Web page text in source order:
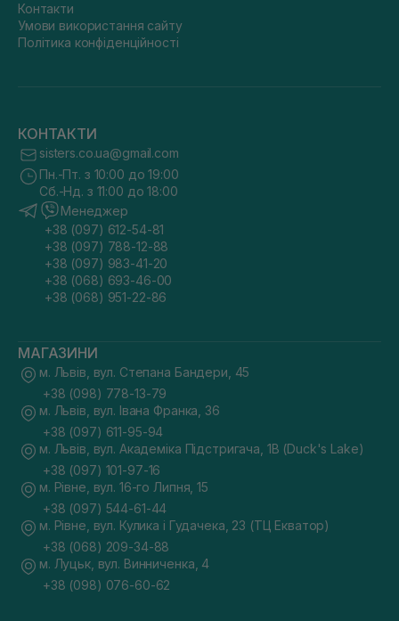
Контакти
Умови використання сайту
Політика конфіденційності
КОНТАКТИ
sisters.co.ua@gmail.com
Пн.-Пт. з 10:00 до 19:00
Сб.-Нд. з 11:00 до 18:00
Менеджер
+38 (097) 612-54-81
+38 (097) 788-12-88
+38 (097) 983-41-20
+38 (068) 693-46-00
+38 (068) 951-22-86
МАГАЗИНИ
м. Львів, вул. Степана Бандери, 45
+38 (098) 778-13-79
м. Львів, вул. Івана Франка, 36
+38 (097) 611-95-94
м. Львів, вул. Академіка Підстригача, 1В (Duck's Lake)
+38 (097) 101-97-16
м. Рівне, вул. 16-го Липня, 15
+38 (097) 544-61-44
м. Рівне, вул. Кулика і Гудачека, 23 (ТЦ Екватор)
+38 (068) 209-34-88
м. Луцьк, вул. Винниченка, 4
+38 (098) 076-60-62